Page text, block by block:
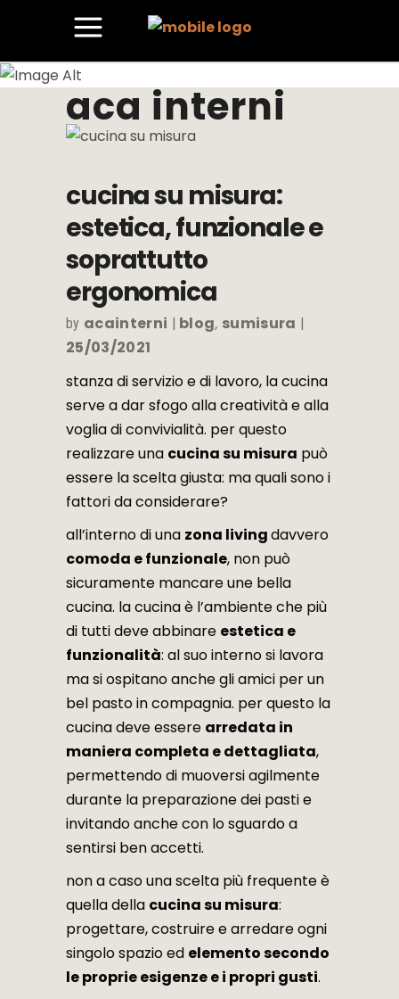
aca interni
cucina su misura:
estetica, funzionale e
soprattutto
ergonomica
by acainterni blog, sumisura
25/03/2021
stanza di servizio e di lavoro, la cucina
serve a dar sfogo alla creatività e alla
voglia di convivialità. per questo
realizzare una cucina su misura può
essere la scelta giusta: ma quali sono i
fattori da considerare?
all’interno di una zona livingdavvero
comoda e funzionale, non può
sicuramente mancare une bella
cucina. la cucina è l’ambiente che più
di tutti deve abbinare estetica e
funzionalità: al suo interno si lavora
ma si ospitano anche gli amici per un
bel pasto in compagnia. per questo la
cucina deve essere arredata in
maniera completa e dettagliata,
permettendo di muoversi agilmente
durante la preparazione dei pasti e
invitando anche con lo sguardo a
sentirsi ben accetti.
non a caso una scelta più frequente è
quella della cucina su misura:
progettare, costruire e arredare ogni
singolo spazio ed elemento secondo
le proprie esigenze e i propri gusti.